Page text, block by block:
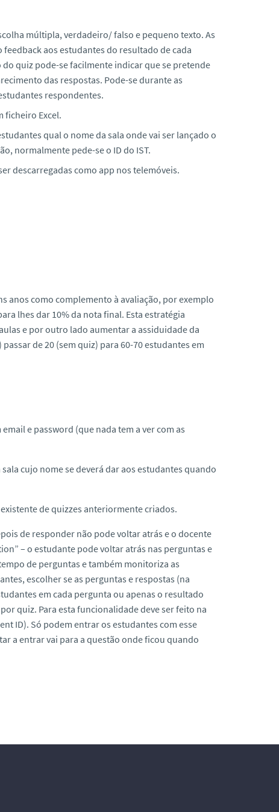
múltipla, verdadeiro/ falso e pequeno texto. As
aos estudantes do resultado de cada
quiz pode-se facilmente indicar que se pretende
das respostas. Pode-se durante as
respondentes.
ficheiro Excel.
qual o nome da sala onde vai ser lançado o
normalmente pede-se o ID do IST.
descarregadas como app nos telemóveis.
anos como complemento à avaliação, por exemplo
lhes dar 10% da nota final. Esta estratégia
e por outro lado aumentar a assiduidade da
de 20 (sem quiz) para 60-70 estudantes em
e password (que nada tem a ver com as
cujo nome se deverá dar aos estudantes quando
de quizzes anteriormente criados.
de responder não pode voltar atrás e o docente
– o estudante pode voltar atrás nas perguntas e
de perguntas e também monitoriza as
escolher se as perguntas e respostas (na
em cada pergunta ou apenas o resultado
quiz. Para esta funcionalidade deve ser feito na
ID). Só podem entrar os estudantes com esse
a entrar vai para a questão onde ficou quando